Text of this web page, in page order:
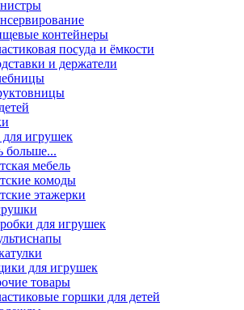
контейнеры
посуда и ёмкости
и держатели
игрушек
больше...
мебель
комоды
этажерки
для игрушек
для игрушек
товары
горшки для детей